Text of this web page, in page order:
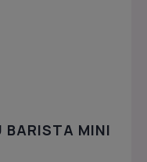
BARISTA MINI